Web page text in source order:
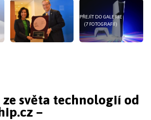
PŘEJÍT DO GALERIE
(7 FOTOGRAFIÍ)
světa technologií od
–